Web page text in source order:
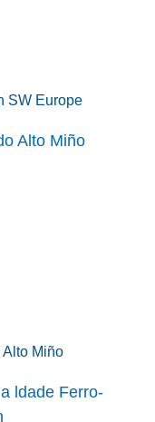
SW Europe
Miño